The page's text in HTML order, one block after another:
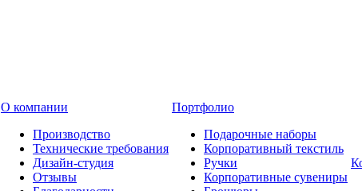
О компании
Производство
Технические требования
Дизайн-студия
Отзывы
Портфолио
Подарочные наборы
Корпоративный текстиль
Ручки
Корпоративные сувениры